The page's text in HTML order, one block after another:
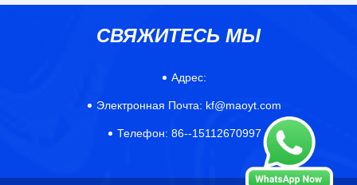
СВЯЖИТЕСЬ МЫ
Адрес:
Электронная Почта: kf@maoyt.com
Телефон: 86--15112670997